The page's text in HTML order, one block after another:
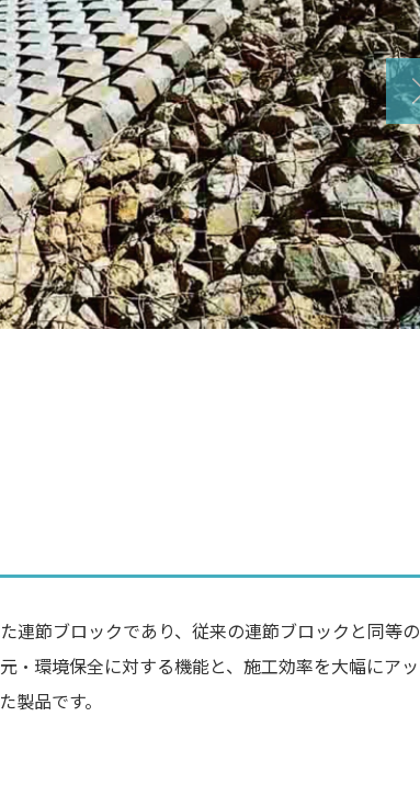
連節ブロックであり、従来の連節ブロックと同等の
・環境保全に対する機能と、施工効率を大幅にアッ
製品です。